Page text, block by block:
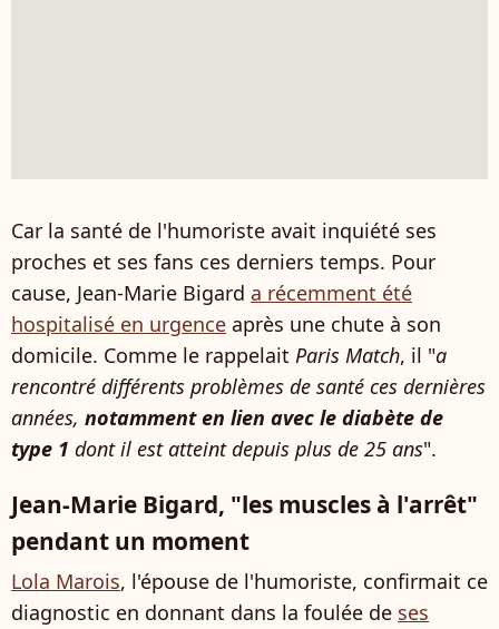
Car la santé de l'humoriste avait inquiété ses
proches et ses fans ces derniers temps. Pour
cause, Jean-Marie Bigard a récemment été
hospitalisé en urgence après une chute à son
domicile. Comme le rappelait Paris Match, il "a
rencontré différents problèmes de santé ces dernières
années, notamment en lien avec le diabète de
type 1 dont il est atteint depuis plus de 25 ans".
Jean-Marie Bigard, "les muscles à l'arrêt"
pendant un moment
Lola Marois, l'épouse de l'humoriste, confirmait ce
diagnostic en donnant dans la foulée de ses